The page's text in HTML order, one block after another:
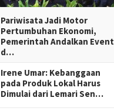
Pariwisata Jadi Motor
Pertumbuhan Ekonomi,
Pemerintah Andalkan Event
d…
Irene Umar: Kebanggaan
pada Produk Lokal Harus
Dimulai dari Lemari Sen…